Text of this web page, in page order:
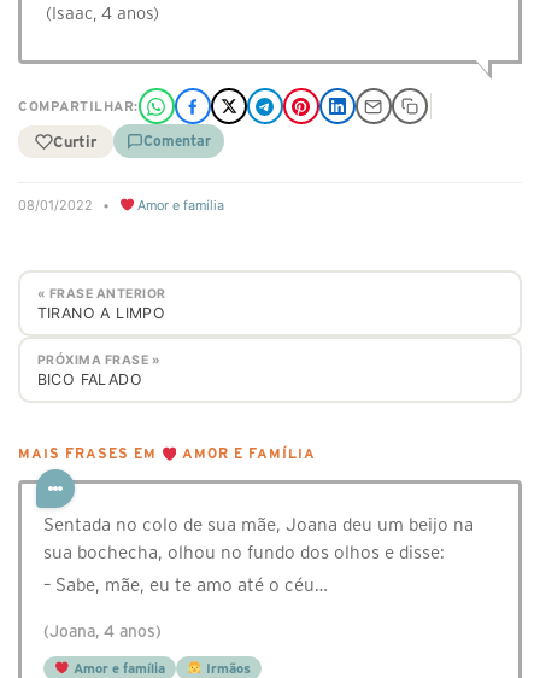
(Isaac, 4 anos)
COMPARTILHAR:
Curtir Comentar
08/01/2022 • Amor e família
« FRASE ANTERIOR
TIRANO A LIMPO
PRÓXIMA FRASE »
BICO FALADO
MAIS FRASES EM AMOR E FAMÍLIA
Sentada no colo de sua mãe, Joana deu um beijo na
sua bochecha, olhou no fundo dos olhos e disse:
– Sabe, mãe, eu te amo até o céu…
(Joana, 4 anos)
Amor e família Irmãos